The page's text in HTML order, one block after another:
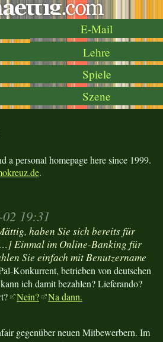
E-Mail
Lehre
Spiele
Szene
a personal homepage here since 1999.
.
19:31
haben Sie sich bereits für
Einmal im Online-Banking für
Sie einfach mit Benutzername
Konkurrent, betrieben von deutschen
ich damit bezahlen? Lieferando?
Nein?
Na dann.
gegenüber neuen Mitbewerbern. Im